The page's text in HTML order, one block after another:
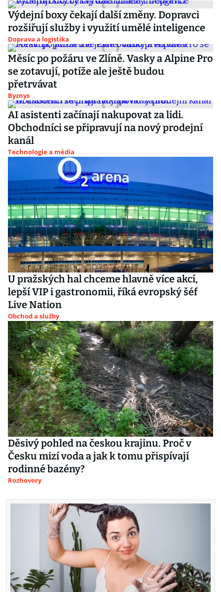
Výdejní boxy čekají další změny. Dopravci
rozšiřují služby i využití umělé inteligence
Doprava a logistika
Měsíc po požáru ve Zlíně. Vasky a Alpine Pro
se zotavují, potíže ale ještě budou
přetrvávat
Byznys
AI asistenti začínají nakupovat za lidi.
Obchodníci se připravují na nový prodejní
kanál
Technologie a média
U pražských hal chceme hlavně více akcí,
lepší VIP i gastronomii, říká evropský šéf
Live Nation
Obchod a služby
Děsivý pohled na českou krajinu. Proč v
Česku mizí voda a jak k tomu přispívají
rodinné bazény?
Rozhovory